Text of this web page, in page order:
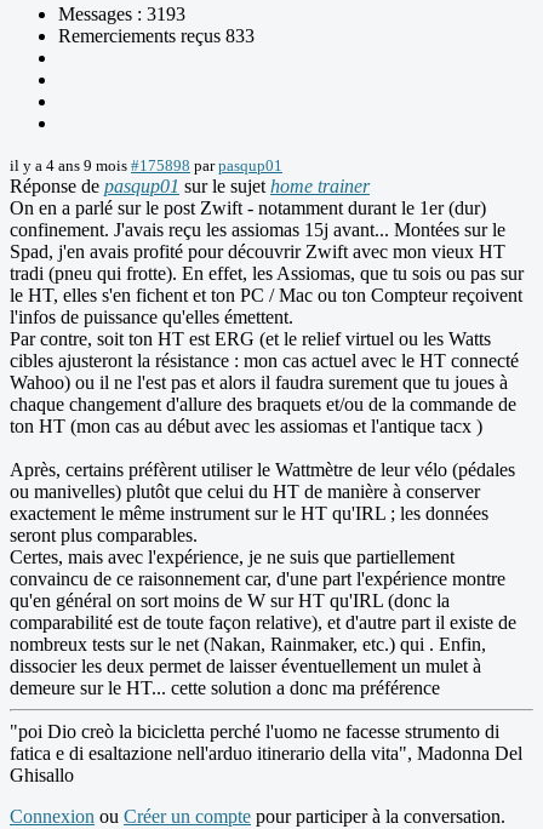
Messages : 3193
Remerciements reçus 833
il y a 4 ans 9 mois #175898 parpasqup01
Réponse de pasqup01 sur le sujet home trainer
On en a parlé sur le post Zwift - notamment durant le 1er (dur)
confinement. J'avais reçu les assiomas 15j avant... Montées sur le
Spad, j'en avais profité pour découvrir Zwift avec mon vieux HT
tradi (pneu qui frotte). En effet, les Assiomas, que tu sois ou pas sur
le HT, elles s'en fichent et ton PC / Mac ou ton Compteur reçoivent
l'infos de puissance qu'elles émettent.
Par contre, soit ton HT est ERG (et le relief virtuel ou les Watts
cibles ajusteront la résistance : mon cas actuel avec le HT connecté
Wahoo) ou il ne l'est pas et alors il faudra surement que tu joues à
chaque changement d'allure des braquets et/ou de la commande de
ton HT (mon cas au début avec les assiomas et l'antique tacx )
Après, certains préfèrent utiliser le Wattmètre de leur vélo (pédales
ou manivelles) plutôt que celui du HT de manière à conserver
exactement le même instrument sur le HT qu'IRL ; les données
seront plus comparables.
Certes, mais avec l'expérience, je ne suis que partiellement
convaincu de ce raisonnement car, d'une part l'expérience montre
qu'en général on sort moins de W sur HT qu'IRL (donc la
comparabilité est de toute façon relative), et d'autre part il existe de
nombreux tests sur le net (Nakan, Rainmaker, etc.) qui . Enfin,
dissocier les deux permet de laisser éventuellement un mulet à
demeure sur le HT... cette solution a donc ma préférence
"poi Dio creò la bicicletta perché l'uomo ne facesse strumento di
fatica e di esaltazione nell'arduo itinerario della vita", Madonna Del
Ghisallo
Connexion ou Créer un compte pour participer à la conversation.